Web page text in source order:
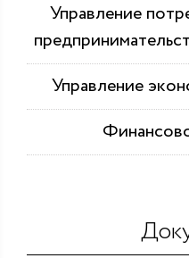
Управление
Управление